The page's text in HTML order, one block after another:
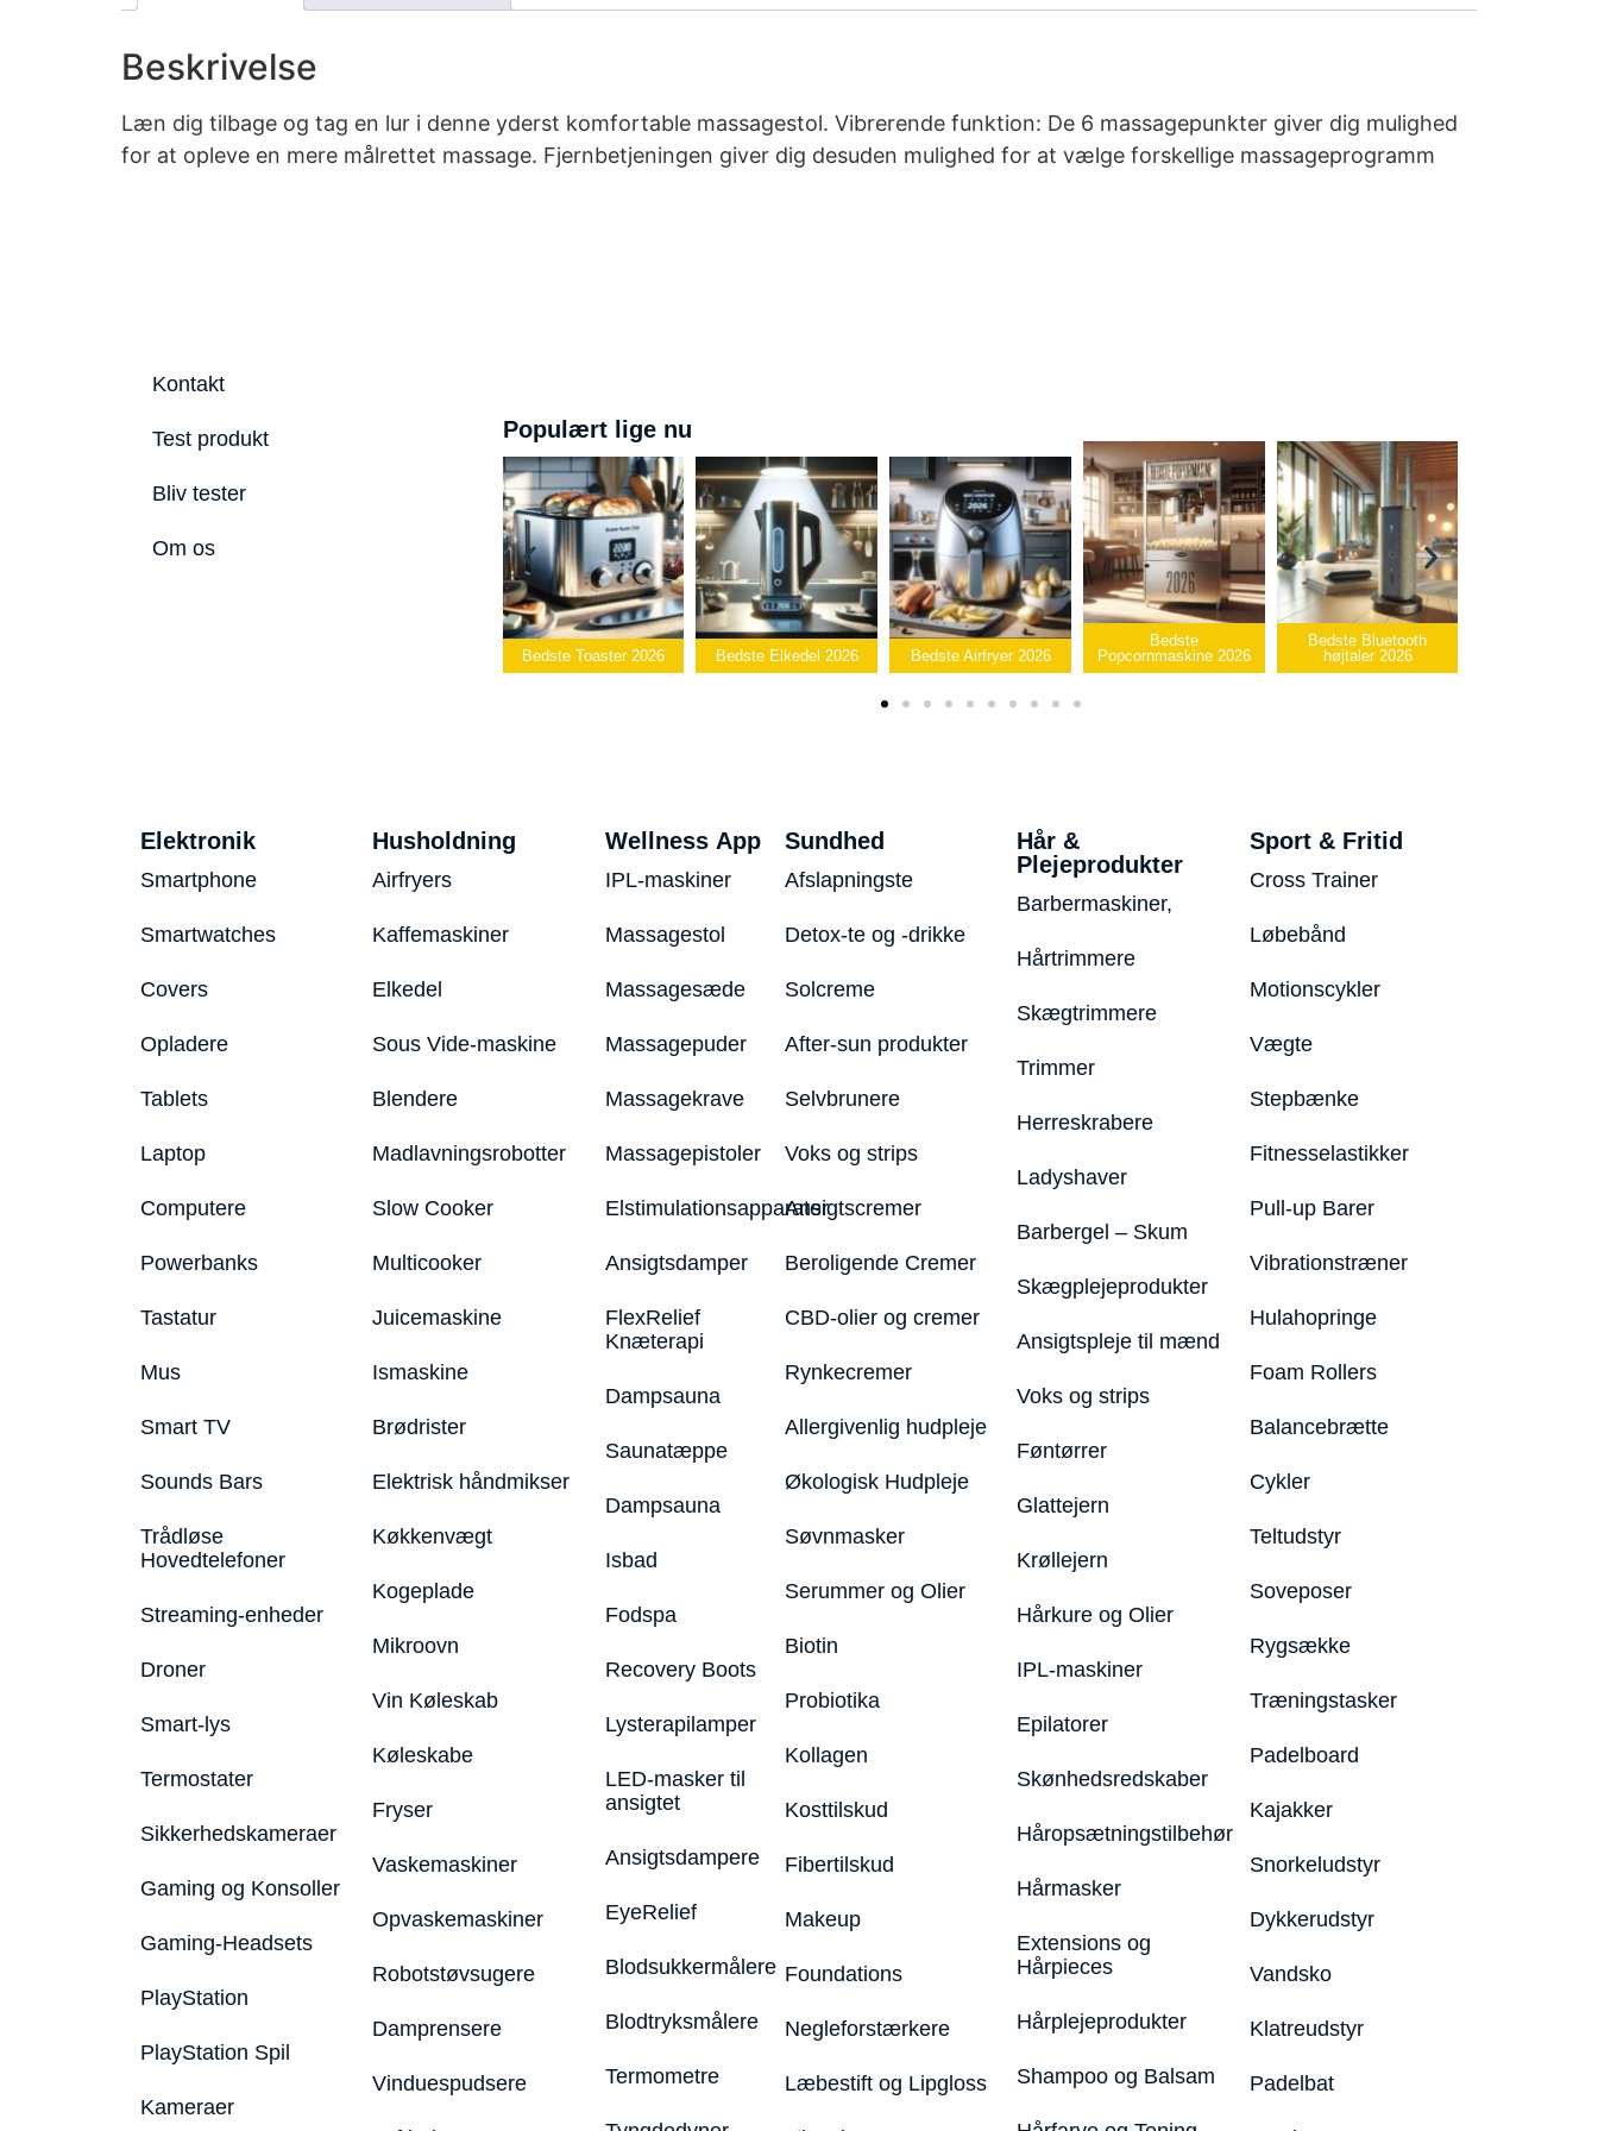
Beskrivelse
Læn dig tilbage og tag en lur i denne yderst komfortable massagestol. Vibrerende funktion: De 6 massagepunkter giver dig mulighed
for at opleve en mere målrettet massage. Fjernbetjeningen giver dig desuden mulighed for at vælge forskellige massageprogramm
Kontakt
Test produkt
Bliv tester
Om os
Populært lige nu
Bedste Toaster 2026 Bedste Elkedel 2026 Bedste Airfryer 2026
Bedste
Popcornmaskine 2026
Bedste Bluetooth
højtaler 2026
Bedste infrarøde
varmepude 2026
Elektronik
Smartphone
Smartwatches
Covers
Opladere
Tablets
Laptop
Computere
Powerbanks
Tastatur
Mus
Smart TV
Sounds Bars
Trådløse
Hovedtelefoner
Streaming-enheder
Droner
Smart-lys
Termostater
Sikkerhedskameraer
Gaming og Konsoller
Gaming-Headsets
PlayStation
PlayStation Spil
Kameraer
Husholdning
Airfryers
Kaffemaskiner
Elkedel
Sous Vide-maskine
Blendere
Madlavningsrobotter
Slow Cooker
Multicooker
Juicemaskine
Ismaskine
Brødrister
Elektrisk håndmikser
Køkkenvægt
Kogeplade
Mikroovn
Vin Køleskab
Køleskabe
Fryser
Vaskemaskiner
Opvaskemaskiner
Robotstøvsugere
Damprensere
Vinduespudsere
Wellness App
IPL-maskiner
Massagestol
Massagesæde
Massagepuder
Massagekrave
Massagepistoler
Elstimulationsapparater
Ansigtsdamper
FlexRelief
Knæterapi
Dampsauna
Saunatæppe
Dampsauna
Isbad
Fodspa
Recovery Boots
Lysterapilamper
LED-masker til
ansigtet
Ansigtsdampere
EyeRelief
Blodsukkermålere
Blodtryksmålere
Termometre
Sundhed
Afslapningste
Detox-te og -drikke
Solcreme
After-sun produkter
Selvbrunere
Voks og strips
Ansigtscremer
Beroligende Cremer
CBD-olier og cremer
Rynkecremer
Allergivenlig hudpleje
Økologisk Hudpleje
Søvnmasker
Serummer og Olier
Biotin
Probiotika
Kollagen
Kosttilskud
Fibertilskud
Makeup
Foundations
Negleforstærkere
Læbestift og Lipgloss
Hår &
Plejeprodukter
Barbermaskiner,
Hårtrimmere
Skægtrimmere
Trimmer
Herreskrabere
Ladyshaver
Barbergel – Skum
Skægplejeprodukter
Ansigtspleje til mænd
Voks og strips
Føntørrer
Glattejern
Krøllejern
Hårkure og Olier
IPL-maskiner
Epilatorer
Skønhedsredskaber
Håropsætningstilbehør
Hårmasker
Extensions og
Hårpieces
Hårplejeprodukter
Shampoo og Balsam
Sport & Fritid
Cross Trainer
Løbebånd
Motionscykler
Vægte
Stepbænke
Fitnesselastikker
Pull-up Barer
Vibrationstræner
Hulahopringe
Foam Rollers
Balancebrætte
Cykler
Teltudstyr
Soveposer
Rygsække
Træningstasker
Padelboard
Kajakker
Snorkeludstyr
Dykkerudstyr
Vandsko
Klatreudstyr
Padelbat